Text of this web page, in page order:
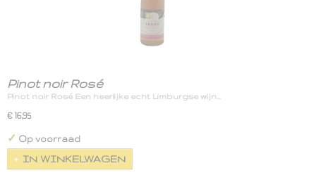
Pinot noir Rosé
Pinot noir Rosé Een heerlijke echt Limburgse wijn…
€ 16,95
✓ Op voorraad
IN WINKELWAGEN